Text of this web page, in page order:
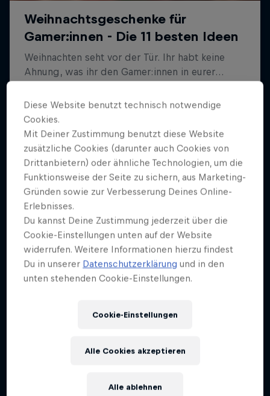
Diese Website benutzt technisch notwendige
Cookies.
Mit Deiner Zustimmung benutzt diese Website
zusätzliche Cookies (darunter auch Cookies von
Drittanbietern) oder ähnliche Technologien, um die
Funktionsweise der Seite zu sichern, aus Marketing-
Gründen sowie zur Verbesserung Deines Online-
Erlebnisses.
Du kannst Deine Zustimmung jederzeit über die
Cookie-Einstellungen unten auf der Website
widerrufen. Weitere Informationen hierzu findest
Du in unserer Datenschutzerklärung und in den
unten stehenden Cookie-Einstellungen.
Cookie-Einstellungen
Alle ablehnen
Alle Cookies akzeptieren